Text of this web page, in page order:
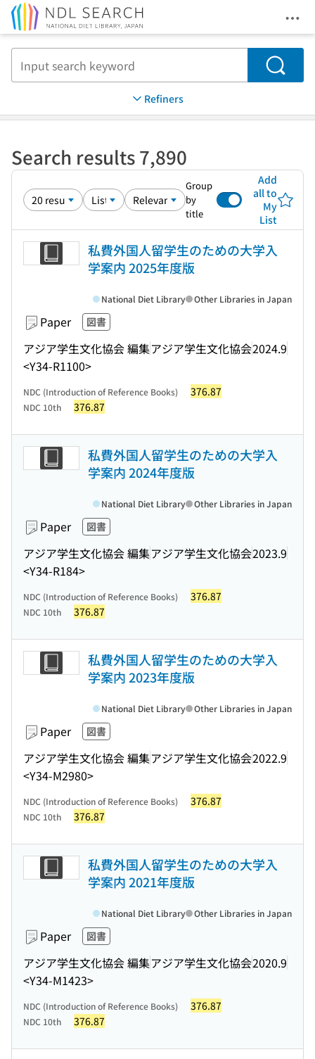
Search
Refiners
Search results 7,890
Group
by
title
Add
all to
My
List
私費外国人留学生のための大学入
学案内 2025年度版
Paper 図書
アジア学生文化協会 編集アジア学生文化協会2024.9
<Y34-R1100>
National Diet Library Other Libraries in Japan
NDC (Introduction of Reference Books) 376.87
NDC 10th 376.87
私費外国人留学生のための大学入
学案内 2024年度版
Paper 図書
アジア学生文化協会 編集アジア学生文化協会2023.9
<Y34-R184>
National Diet Library Other Libraries in Japan
NDC (Introduction of Reference Books) 376.87
NDC 10th 376.87
私費外国人留学生のための大学入
学案内 2023年度版
Paper 図書
アジア学生文化協会 編集アジア学生文化協会2022.9
<Y34-M2980>
National Diet Library Other Libraries in Japan
NDC (Introduction of Reference Books) 376.87
NDC 10th 376.87
私費外国人留学生のための大学入
学案内 2021年度版
Paper 図書
アジア学生文化協会 編集アジア学生文化協会2020.9
<Y34-M1423>
National Diet Library Other Libraries in Japan
NDC (Introduction of Reference Books) 376.87
NDC 10th 376.87